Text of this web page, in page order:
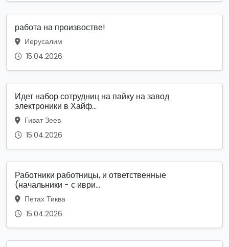
работа на произвостве!
Иерусалим
15.04.2026
Идет набор сотрудниц на пайку на завод
электроники в Хайф...
Гиват Зеев
15.04.2026
Работники работницы, и ответственные
(начальники - с иври...
Петах Тиква
15.04.2026